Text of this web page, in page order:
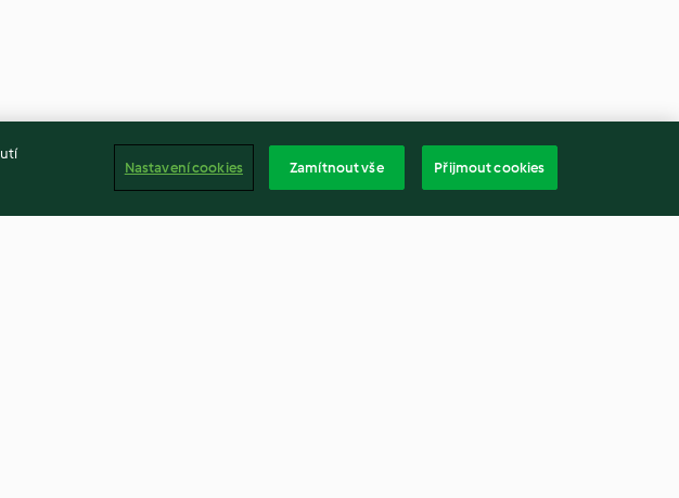
Nastavení cookies Zamítnout vše Přijmout cookies